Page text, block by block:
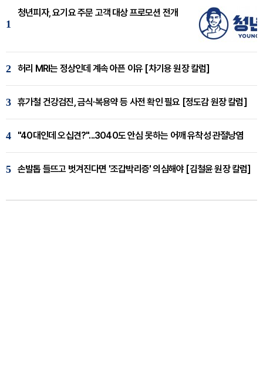
1
청년피자, 요기요 주문 고객 대상 프로모션 전개
2 허리 MRI는 정상인데 계속 아픈 이유 [차기용 원장 칼럼]
3 휴가철 건강검진, 금식·복용약 등 사전 확인 필요 [정도감 원장 칼럼]
4 "40대인데 오십견?"...3040도 안심 못하는 어깨 유착성 관절낭염
5 손발톱 들뜨고 벗겨진다면 '조갑박리증' 의심해야 [김철윤 원장 칼럼]